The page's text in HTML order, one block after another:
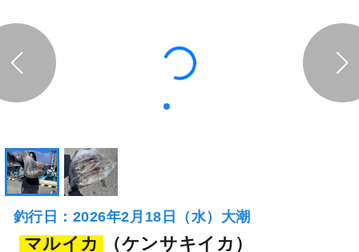
釣行日：2026年2月18日（水）大潮
マルイカ
（ケンサキイカ）